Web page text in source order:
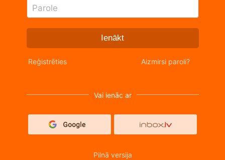
Parole
Ienākt
Reģistrēties Aizmirsi paroli?
Vai ienāc ar
Pilnā versija